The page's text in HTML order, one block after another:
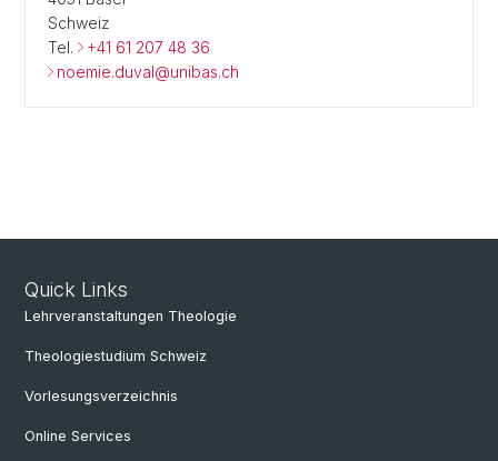
Schweiz
Tel.
+41 61 207 48 36
noemie.duval@unibas.ch
Quick Links
Lehrveranstaltungen Theologie
Theologiestudium Schweiz
Vorlesungsverzeichnis
Online Services